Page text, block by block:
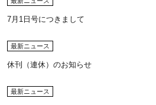
7月1日号につきまして
最新ニュース
休刊（連休）のお知らせ
最新ニュース